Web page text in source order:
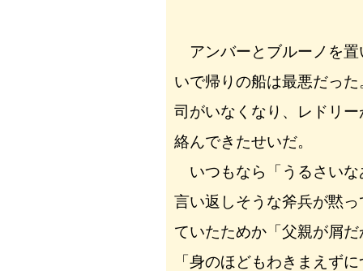
アンバーとブルーノを置
いで帰りの船は最悪だっ
司がいなくなり、レドリ
絡んできたせいだ。
いつもなら「うるさいな
言い返しそうな斧兵が黙
ていたためか「父親が屑
「身のほどもわきまえず